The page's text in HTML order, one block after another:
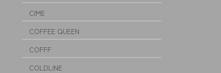
CIME
COFFEE QUEEN
COFFF
COLDLINE